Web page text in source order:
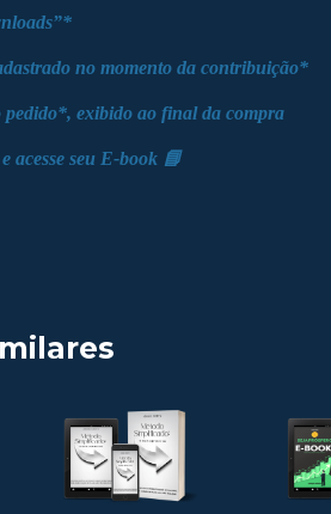
no momento da contribuição*
exibido ao final da compra
acesse seu E-book 📘